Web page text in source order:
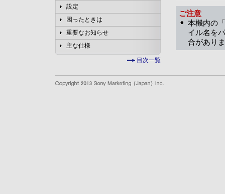
設定
困ったときは
重要なお知らせ
主な仕様
目次一覧
ご注意
本機内の
イル名を
合があり